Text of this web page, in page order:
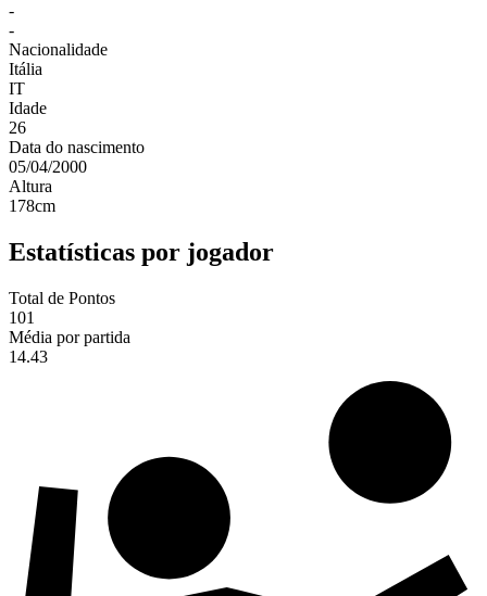
-
-
Nacionalidade
Itália
IT
Idade
26
Data do nascimento
05/04/2000
Altura
178cm
Estatísticas por jogador
Total de Pontos
101
Média por partida
14.43